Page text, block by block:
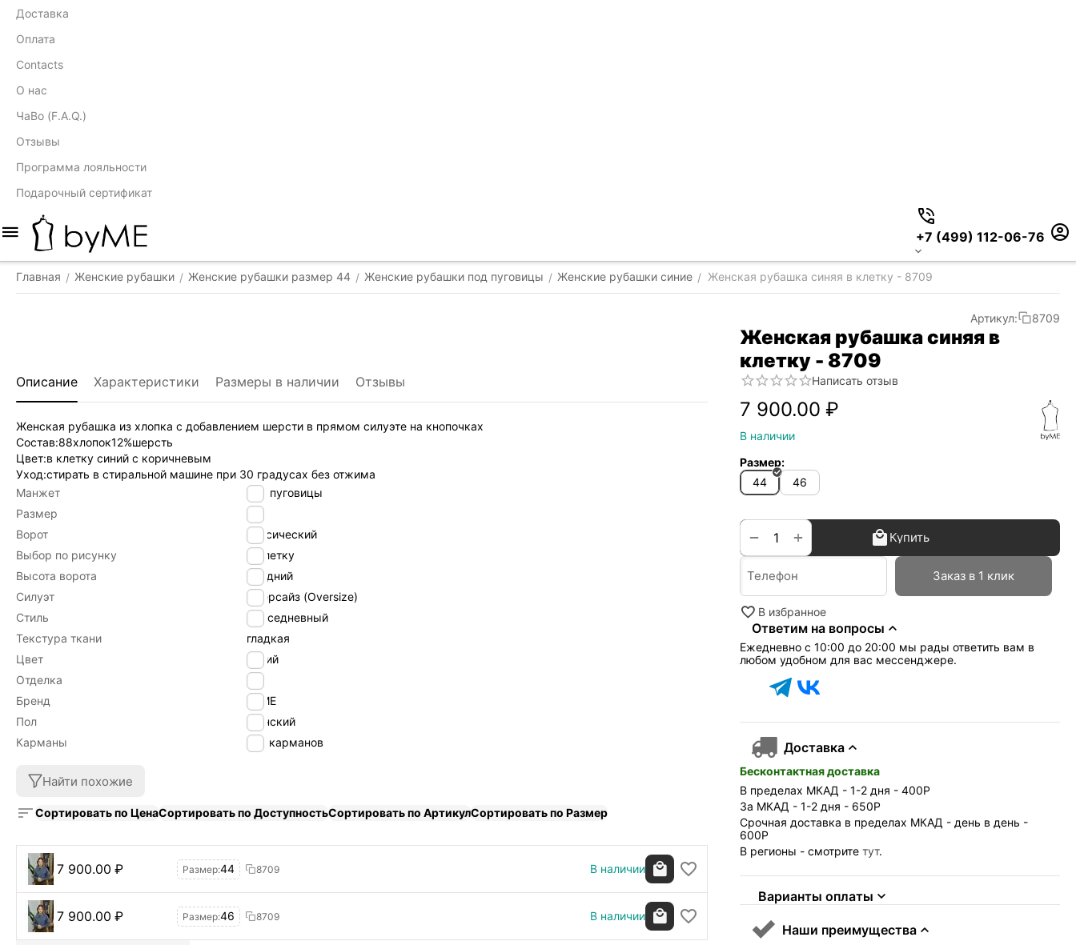
Доставка
Оплата
Contacts
О нас
ЧаВо (F.A.Q.)
Отзывы
Программа лояльности
Подарочный сертификат
+7 (499) 112-06-76
Главная / Женские рубашки / Женские рубашки размер 44 / Женские рубашки под пуговицы / Женские рубашки синие / Женская рубашка синяя в клетку - 8709
Артикул: 8709
Женская рубашка синяя в
клетку - 8709
Написать отзыв
7 900.00 ₽
В наличии
Размер:
44
46
+
− Купить
Заказ в 1 клик
В избранное
Ответим на вопросы
Ежедневно с 10:00 до 20:00 мы рады ответить вам в
любом удобном для вас мессенджере.
Доставка
Бесконтактная доставка
В пределах МКАД - 1-2 дня - 400Р
За МКАД - 1-2 дня - 650Р
Срочная доставка в пределах МКАД - день в день -
600Р
В регионы - смотрите тут.
Варианты оплаты
Наши преимущества
Описание Характеристики Размеры в наличии Отзывы
Женская рубашка из хлопка с добавлением шерсти в прямом силуэте на кнопочках
Состав:88хлопок12%шерсть
Цвет:в клетку синий с коричневым
Уход:стирать в стиральной машине при 30 градусах без отжима
Манжет
под пуговицы
Размер
44
Ворот
класический
Выбор по рисунку
В клетку
Высота ворота
средний
Силуэт
Оверсайз (Oversize)
Стиль
Повседневный
Текстура ткани
гладкая
Цвет
синий
Отделка
Без
Бренд
byME
Пол
Женский
Карманы
Без карманов
Найти похожие
Сортировать по ЦенаСортировать по ДоступностьСортировать по АртикулСортировать по Размер
7 900.00 ₽ В наличии
8709
Размер:44
7 900.00 ₽ В наличии
8709
Размер:46